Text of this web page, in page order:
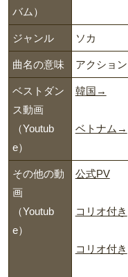
バム）
ジャンル ソカ
曲名の意味 アクション
ベストダン
ス動画
（Youtub
e）
韓国→
ベトナム→
その他の動
画
（Youtub
e）
公式PV
コリオ付き
コリオ付き